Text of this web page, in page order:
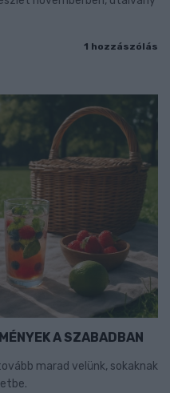
1 hozzászólás
A SZABADBAN
marad velünk, sokaknak